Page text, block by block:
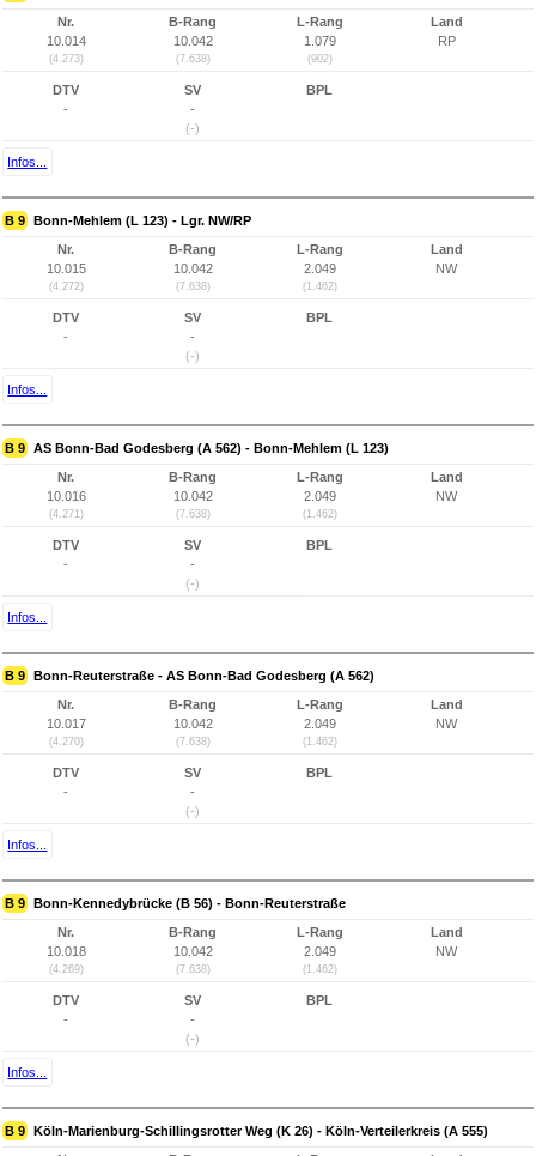
Nr.
10.014
(4.273)
B-Rang
10.042
(7.638)
L-Rang
1.079
(902)
Land
RP
DTV
-
SV
-
(-)
BPL
Infos...
B 9 Bonn-Mehlem (L 123) - Lgr. NW/RP
Nr.
10.015
(4.272)
B-Rang
10.042
(7.638)
L-Rang
2.049
(1.462)
Land
NW
DTV
-
SV
-
(-)
BPL
Infos...
B 9 AS Bonn-Bad Godesberg (A 562) - Bonn-Mehlem (L 123)
Nr.
10.016
(4.271)
B-Rang
10.042
(7.638)
L-Rang
2.049
(1.462)
Land
NW
DTV
-
SV
-
(-)
BPL
Infos...
B 9 Bonn-Reuterstraße - AS Bonn-Bad Godesberg (A 562)
Nr.
10.017
(4.270)
B-Rang
10.042
(7.638)
L-Rang
2.049
(1.462)
Land
NW
DTV
-
SV
-
(-)
BPL
Infos...
B 9 Bonn-Kennedybrücke (B 56) - Bonn-Reuterstraße
Nr.
10.018
(4.269)
B-Rang
10.042
(7.638)
L-Rang
2.049
(1.462)
Land
NW
DTV
-
SV
-
(-)
BPL
Infos...
B 9 Köln-Marienburg-Schillingsrotter Weg (K 26) - Köln-Verteilerkreis (A 555)